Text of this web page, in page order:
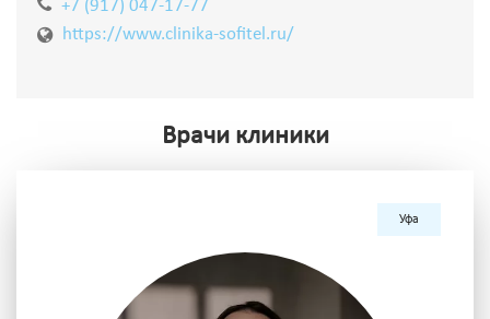
+7 (917) 047-17-77
https://www.clinika-sofitel.ru/
Врачи клиники
Уфа